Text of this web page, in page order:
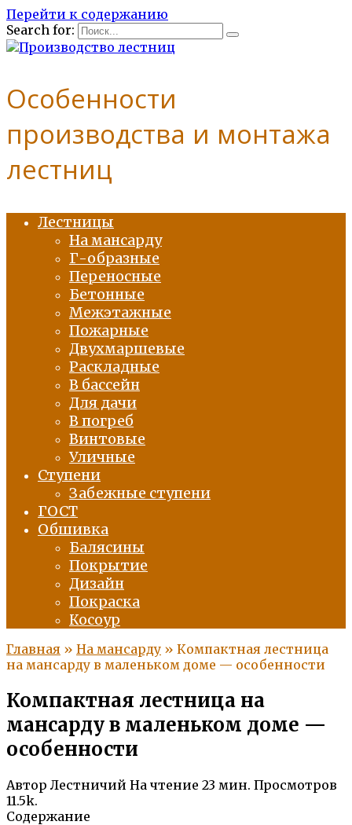
Перейти к содержанию
Search for:
Особенности
производства и монтажа
лестниц
Лестницы
На мансарду
Г-образные
Переносные
Бетонные
Межэтажные
Пожарные
Двухмаршевые
Раскладные
В бассейн
Для дачи
В погреб
Винтовые
Уличные
Ступени
Забежные ступени
ГОСТ
Обшивка
Балясины
Покрытие
Дизайн
Покраска
Косоур
Главная » На мансарду » Компактная лестница
на мансарду в маленьком доме — особенности
Компактная лестница на
мансарду в маленьком доме —
особенности
Автор Лестничий На чтение 23 мин. Просмотров
11.5k.
Содержание